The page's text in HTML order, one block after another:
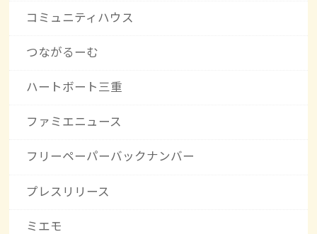
コミュニティハウス
つながるーむ
ハートボート三重
ファミエニュース
フリーペーパーバックナンバー
プレスリリース
ミエモ